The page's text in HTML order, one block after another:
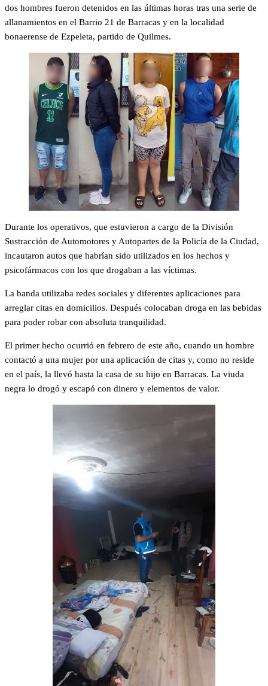
dos hombres fueron detenidos en las últimas horas tras una serie de
allanamientos en el Barrio 21 de Barracas y en la localidad
bonaerense de Ezpeleta, partido de Quilmes.
Durante los operativos, que estuvieron a cargo de la División
Sustracción de Automotores y Autopartes de la Policía de la Ciudad,
incautaron autos que habrían sido utilizados en los hechos y
psicofármacos con los que drogaban a las víctimas.
La banda utilizaba redes sociales y diferentes aplicaciones para
arreglar citas en domicilios. Después colocaban droga en las bebidas
para poder robar con absoluta tranquilidad.
El primer hecho ocurrió en febrero de este año, cuando un hombre
contactó a una mujer por una aplicación de citas y, como no reside
en el país, la llevó hasta la casa de su hijo en Barracas. La viuda
negra lo drogó y escapó con dinero y elementos de valor.